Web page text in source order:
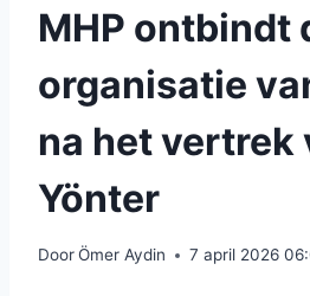
MHP ontbindt
organisatie
na het vertrek
Yönter
DoorÖmer Aydin 7 april 2026